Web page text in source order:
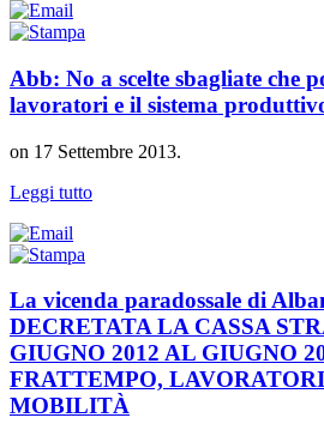
Abb: No a scelte sbagliate che
lavoratori e il sistema
on 17 Settembre 2013.
Leggi tutto
La vicenda paradossale di
DECRETATA LA CASSA
GIUGNO 2012 AL GIUGNO
FRATTEMPO,
MOBILITÀ